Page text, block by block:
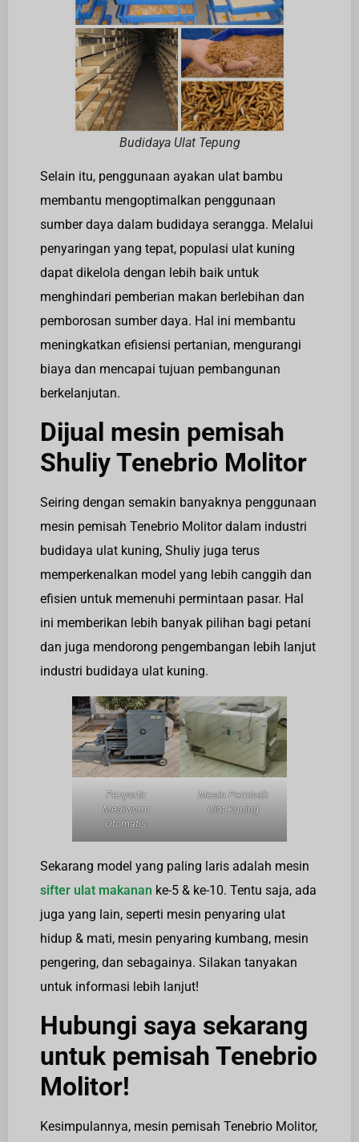
Budidaya Ulat Tepung
Selain itu, penggunaan ayakan ulat bambu
membantu mengoptimalkan penggunaan
sumber daya dalam budidaya serangga. Melalui
penyaringan yang tepat, populasi ulat kuning
dapat dikelola dengan lebih baik untuk
menghindari pemberian makan berlebihan dan
pemborosan sumber daya. Hal ini membantu
meningkatkan efisiensi pertanian, mengurangi
biaya dan mencapai tujuan pembangunan
berkelanjutan.
Dijual mesin pemisah
Shuliy Tenebrio Molitor
Seiring dengan semakin banyaknya penggunaan
mesin pemisah Tenebrio Molitor dalam industri
budidaya ulat kuning, Shuliy juga terus
memperkenalkan model yang lebih canggih dan
efisien untuk memenuhi permintaan pasar. Hal
ini memberikan lebih banyak pilihan bagi petani
dan juga mendorong pengembangan lebih lanjut
industri budidaya ulat kuning.
Penyortir
Mealworm
Otomatis
Mesin Pemisah
Ulat Kuning
Sekarang model yang paling laris adalah mesin
sifter ulat makanan ke-5 & ke-10. Tentu saja, ada
juga yang lain, seperti mesin penyaring ulat
hidup & mati, mesin penyaring kumbang, mesin
pengering, dan sebagainya. Silakan tanyakan
untuk informasi lebih lanjut!
Hubungi saya sekarang
untuk pemisah Tenebrio
Molitor!
Kesimpulannya, mesin pemisah Tenebrio Molitor,